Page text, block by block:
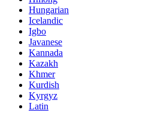
Hungarian
Icelandic
Igbo
Javanese
Kannada
Kazakh
Khmer
Kurdish
Kyrgyz
Latin